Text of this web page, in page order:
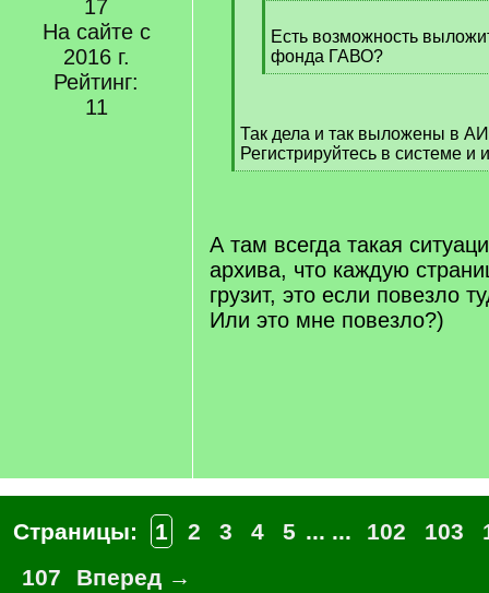
17
На сайте с
2016 г.
Рейтинг:
11
q
]
Есть возможность
фонда ГАВО?
[
]
Так дела и так выложены в
Регистрируйтесь в системе и
[
А там всегда такая
архива, что каждую
грузит, это если повезло
Или это мне повезло?)
Страницы: 1 2 3 4 5 ... ... 102 103
107
Вперед →